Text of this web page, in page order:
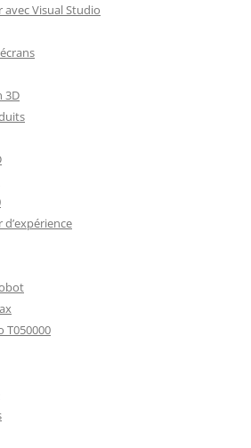
Visual Studio
3D
T050000